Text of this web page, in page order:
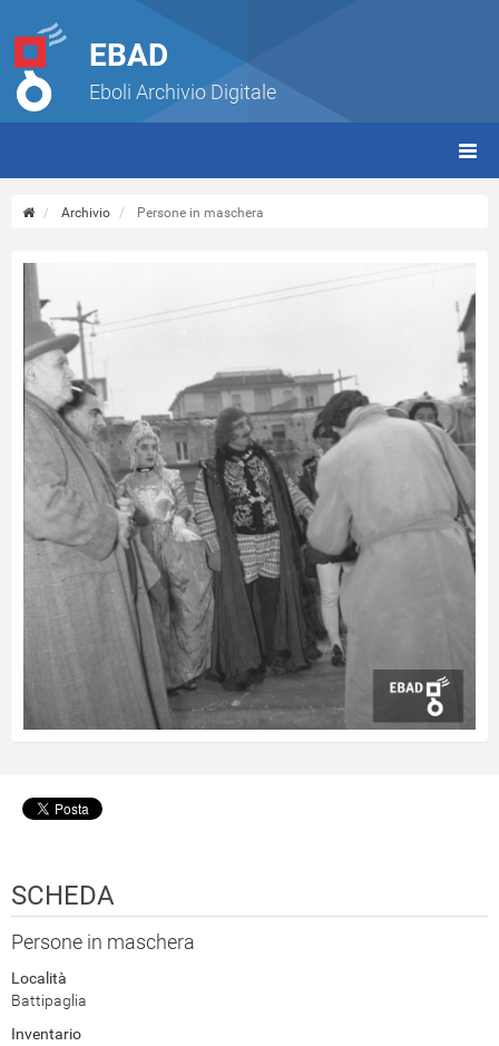
EBAD
Eboli Archivio Digitale
Archivio Persone in maschera
SCHEDA
Persone in maschera
Località
Battipaglia
Inventario